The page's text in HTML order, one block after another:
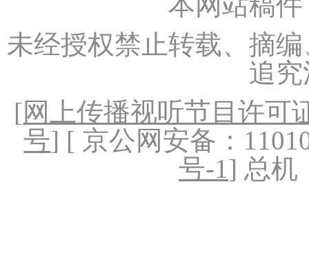
未经授权禁止转载、摘
追
[网上传播视听节目许可
号] [ 京公网安备：
号-1] 总机